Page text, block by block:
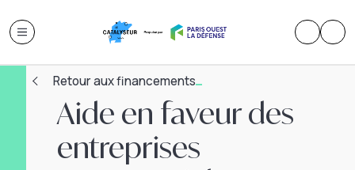
Retour aux financements
Aide en faveur des
entreprises